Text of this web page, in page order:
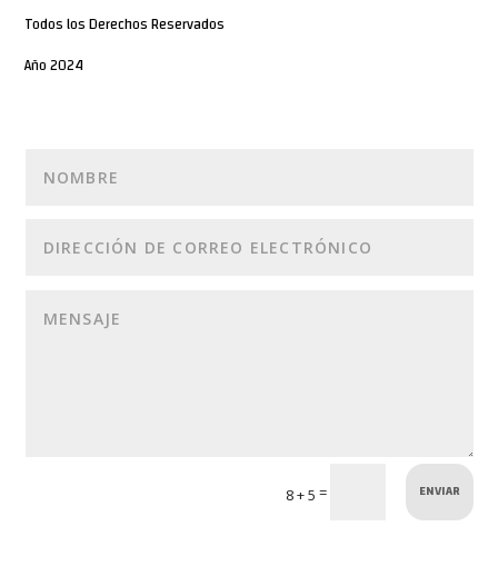
Todos los Derechos Reservados
Año 2024
8 + 5 = ENVIAR